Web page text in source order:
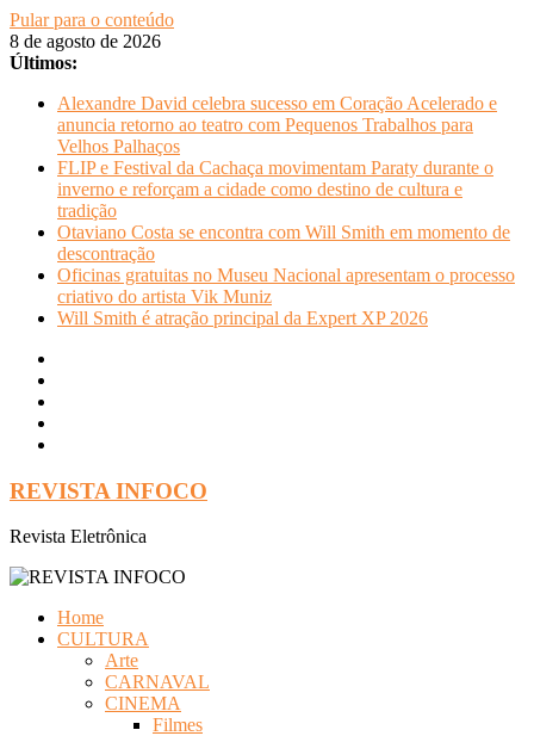
Pular para o conteúdo
8 de agosto de 2026
Últimos:
Alexandre David celebra sucesso em Coração Acelerado e
anuncia retorno ao teatro com Pequenos Trabalhos para
Velhos Palhaços
FLIP e Festival da Cachaça movimentam Paraty durante o
inverno e reforçam a cidade como destino de cultura e
tradição
Otaviano Costa se encontra com Will Smith em momento de
descontração
Oficinas gratuitas no Museu Nacional apresentam o processo
criativo do artista Vik Muniz
Will Smith é atração principal da Expert XP 2026
REVISTA INFOCO
Revista Eletrônica
Home
CULTURA
Arte
CARNAVAL
CINEMA
Filmes